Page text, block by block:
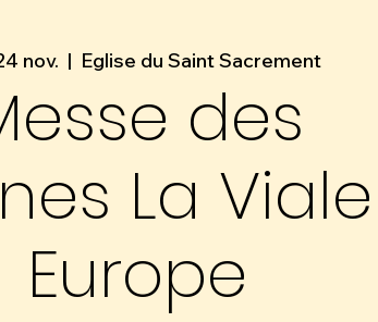
nov.
  |
Eglise du Saint Sacrement
des
La Viale
Europe